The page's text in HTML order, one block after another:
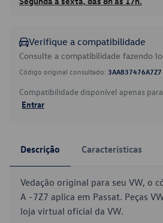
Verifique a compatibilidade
Consulte a compatibilidade fazendo
Código original consultado: 3AA837476A7Z7
Compatibilidade disponível apenas
Entrar
Descrição Características
Vedação original para seu VW, o
A -7Z7 aplica em Passat. Peças
loja virtual oficial da VW.